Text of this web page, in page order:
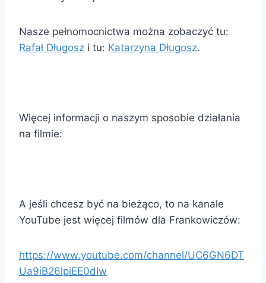
Nasze pełnomocnictwa można zobaczyć tu:
Rafał Długosz i tu: Katarzyna Długosz.
Więcej informacji o naszym sposobie działania
na filmie:
A jeśli chcesz być na bieżąco, to na kanale
YouTube jest więcej filmów dla Frankowiczów:
https://www.youtube.com/channel/UC6GN6DT
Ua9iB26lpiEE0dIw